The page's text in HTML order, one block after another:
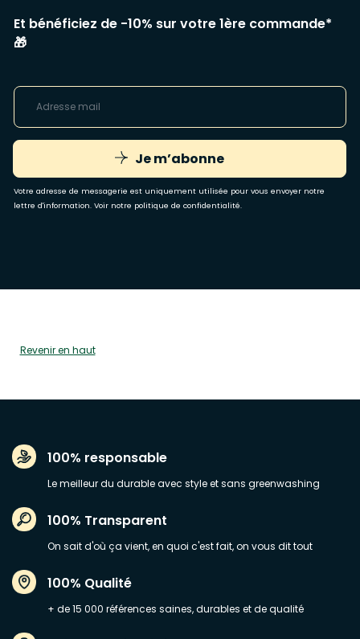
Et bénéficiez de -10% sur votre 1ère commande*
🎁
Je m’abonne
Votre adresse de messagerie est uniquement utilisée pour vous envoyer notre
lettre d'information. Voir notre politique de confidentialité.
Revenir en haut
100% responsable
Le meilleur du durable avec style et sans greenwashing
100% Transparent
On sait d'où ça vient, en quoi c'est fait, on vous dit tout
100% Qualité
+ de 15 000 références saines, durables et de qualité